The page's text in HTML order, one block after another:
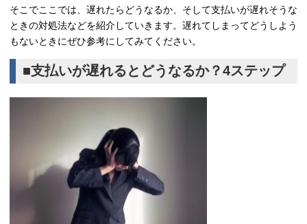
そこでここでは、遅れたらどうなるか、そして支払いが遅れそうな
ときの対処法などを紹介していきます。遅れてしまってどうしよう
もないときにぜひ参考にしてみてください。
■支払いが遅れるとどうなるか？4ステップ